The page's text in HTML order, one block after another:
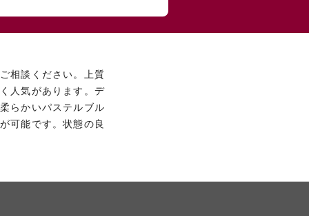
相談ください。上質
人気があります。デ
らかいパステルブル
可能です。状態の良